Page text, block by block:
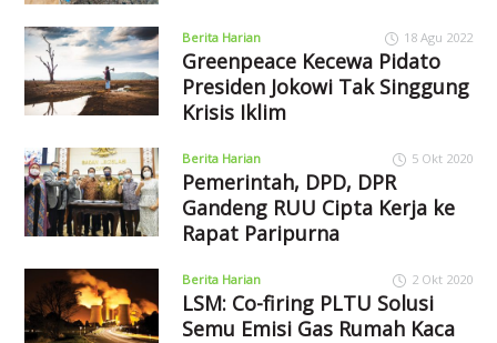
Berita Harian 18 Agu 2022
Greenpeace Kecewa Pidato
Presiden Jokowi Tak Singgung
Krisis Iklim
Berita Harian 5 Okt 2020
Pemerintah, DPD, DPR
Gandeng RUU Cipta Kerja ke
Rapat Paripurna
Berita Harian 2 Okt 2020
LSM: Co-firing PLTU Solusi
Semu Emisi Gas Rumah Kaca